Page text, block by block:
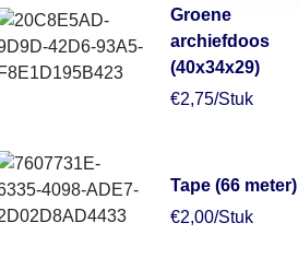
Groene
archiefdoos
(40x34x29)
€2,75/Stuk
Tape (66 meter)
€2,00/Stuk